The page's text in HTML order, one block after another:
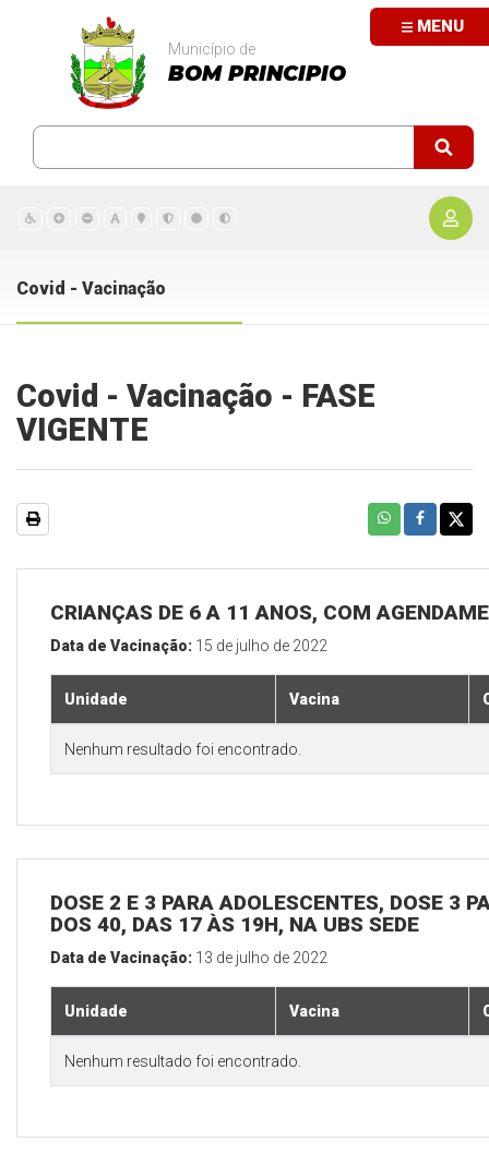
MENU
Município de
BOM PRINCIPIO
Covid - Vacinação
Covid - Vacinação - FASE
VIGENTE
CRIANÇAS DE 6 A 11 ANOS, COM
Data de Vacinação: 15 de julho de 2022
Unidade Vacina
Nenhum resultado foi encontrado.
DOSE 2 E 3 PARA ADOLESCENTES, DOSE 3
DOS 40, DAS 17 ÀS 19H, NA UBS SEDE
Data de Vacinação: 13 de julho de 2022
Unidade Vacina
Nenhum resultado foi encontrado.